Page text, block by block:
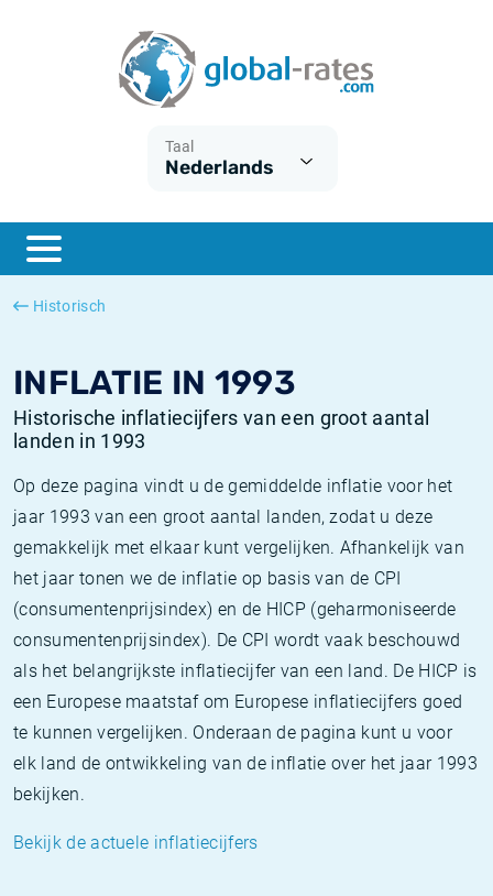
Taal
Nederlands
Historisch
INFLATIE IN 1993
Historische inflatiecijfers van een groot aantal
landen in 1993
Op deze pagina vindt u de gemiddelde inflatie voor het
jaar 1993 van een groot aantal landen, zodat u deze
gemakkelijk met elkaar kunt vergelijken. Afhankelijk van
het jaar tonen we de inflatie op basis van de CPI
(consumentenprijsindex) en de HICP (geharmoniseerde
consumentenprijsindex). De CPI wordt vaak beschouwd
als het belangrijkste inflatiecijfer van een land. De HICP is
een Europese maatstaf om Europese inflatiecijfers goed
te kunnen vergelijken. Onderaan de pagina kunt u voor
elk land de ontwikkeling van de inflatie over het jaar 1993
bekijken.
Bekijk de actuele inflatiecijfers
ESTER
SONIA
Wat is CPI inflatie?
Wat is HICP inflatie?
Nederlandse inflatie - CPI
Amerikaanse inflatie - CPI
Euribor historie
SOFR historie
TONAR historie
Inflatiecalculator